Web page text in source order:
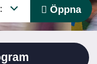
Öppna